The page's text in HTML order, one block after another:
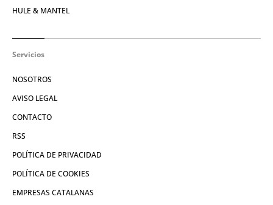
HULE & MANTEL
Servicios
NOSOTROS
AVISO LEGAL
CONTACTO
RSS
POLÍTICA DE PRIVACIDAD
POLÍTICA DE COOKIES
EMPRESAS CATALANAS